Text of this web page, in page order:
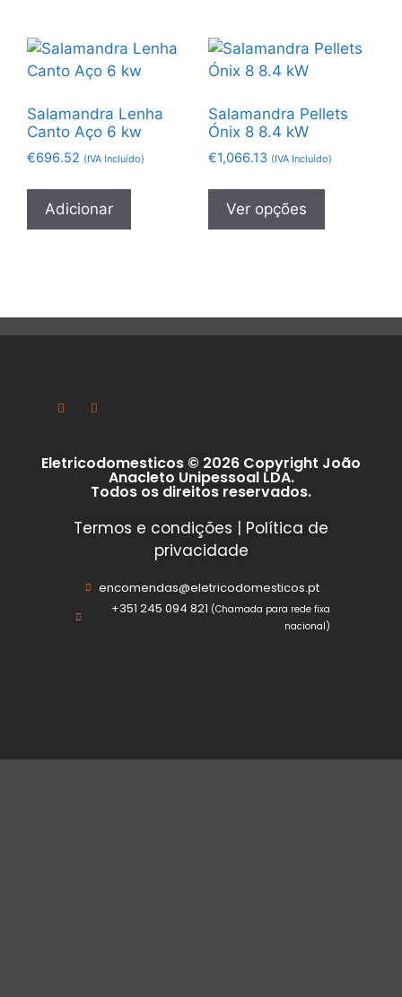
Salamandra Lenha
Canto Aço 6 kw
€696.52 (IVA Incluído)
Adicionar
Salamandra Pellets
Ónix 8 8.4 kW
€1,066.13 (IVA Incluído)
Ver opções
Eletricodomesticos © 2026 Copyright João
Anacleto Unipessoal LDA.
Todos os direitos reservados.
Termos e condições | Política de
privacidade
encomendas@eletricodomesticos.pt
+351 245 094 821 (Chamada para rede fixa
nacional)